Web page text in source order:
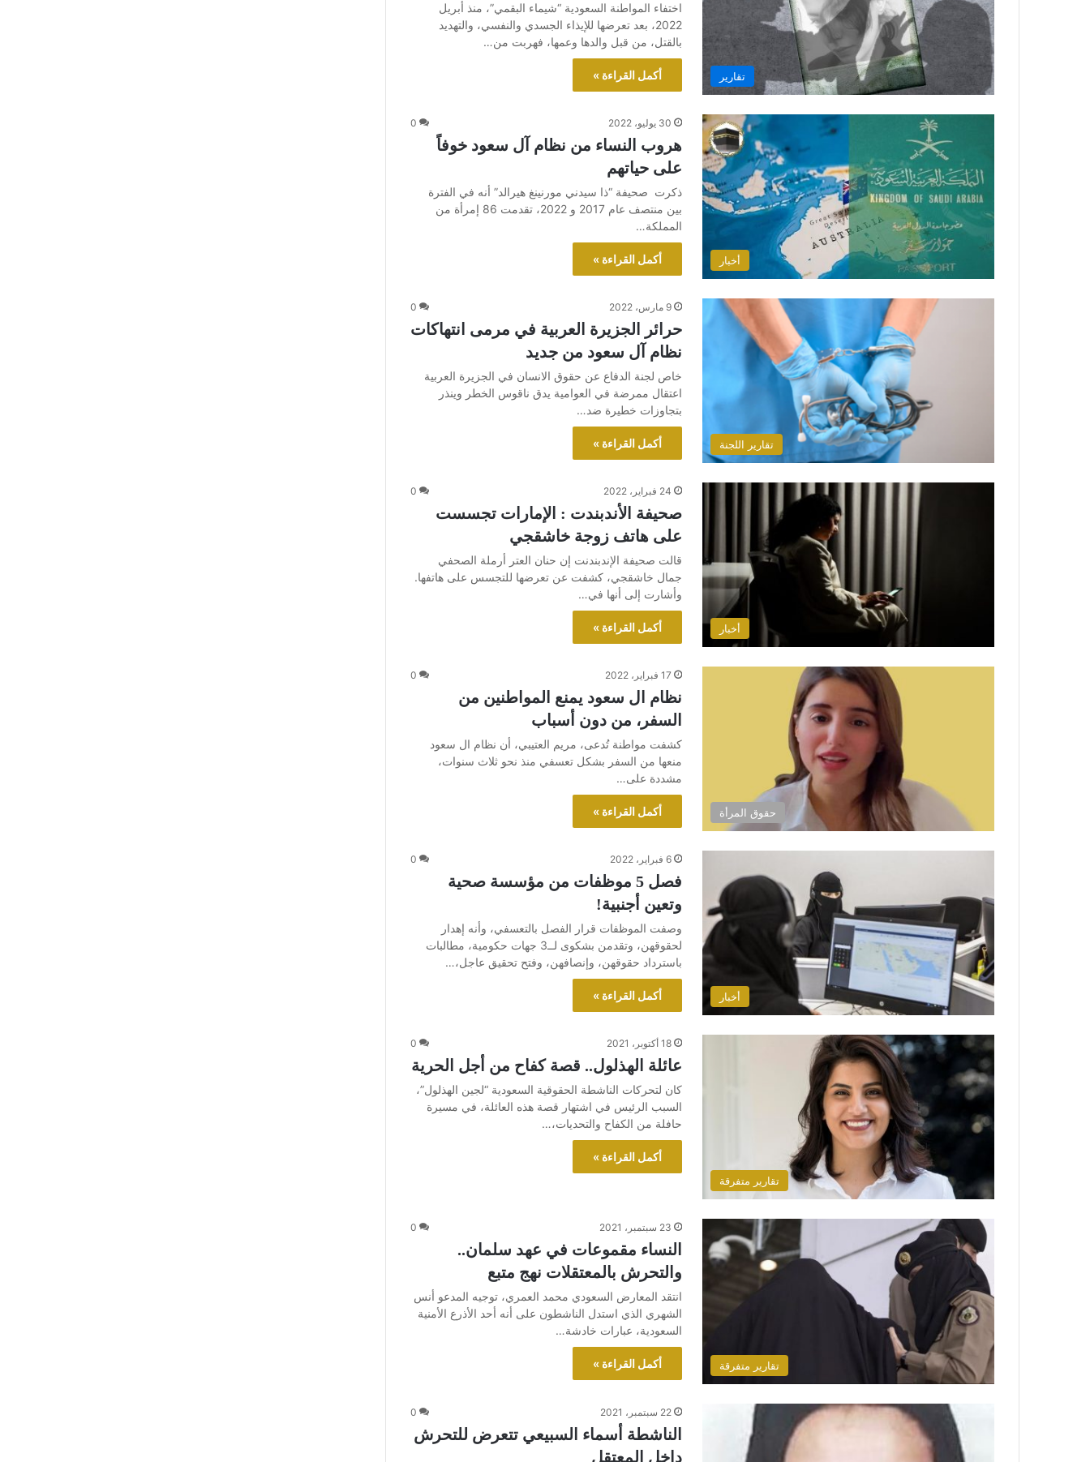
تقارير
اختفاء المواطنة السعودية “شيماء البقمي”، منذ أبريل
2022، بعد تعرضها للإيذاء الجسدي والنفسي، والتهديد
بالقتل، من قبل والدها وعمها، فهربت من…
أكمل القراءة »
أخبار
30 يوليو، 2022 0
هروب النساء من نظام آل سعود خوفاً
على حياتهم
ذكرت صحيفة “ذا سيدني مورنينغ هيرالد” أنه في الفترة
بين منتصف عام 2017 و 2022، تقدمت 86 إمرأة من
المملكة…
أكمل القراءة »
تقارير اللجنة
9 مارس، 2022 0
حرائر الجزيرة العربية في مرمى انتهاكات
نظام آل سعود من جديد
خاص لجنة الدفاع عن حقوق الانسان في الجزيرة العربية
اعتقال ممرضة في العوامية يدق ناقوس الخطر وينذر
بتجاوزات خطيرة ضد…
أكمل القراءة »
أخبار
24 فبراير، 2022 0
صحيفة الأندبندت : الإمارات تجسست
على هاتف زوجة خاشقجي
قالت صحيفة الإندبندنت إن حنان العتر أرملة الصحفي
جمال خاشقجي، كشفت عن تعرضها للتجسس على هاتفها.
وأشارت إلى أنها في…
أكمل القراءة »
حقوق المرأة
17 فبراير، 2022 0
نظام ال سعود يمنع المواطنين من
السفر، من دون أسباب
كشفت مواطنة تُدعى، مريم العتيبي، أن نظام ال سعود
منعها من السفر بشكل تعسفي منذ نحو ثلاث سنوات،
مشددة على…
أكمل القراءة »
أخبار
6 فبراير، 2022 0
فصل 5 موظفات من مؤسسة صحية
وتعين أجنبية!
وصفت الموظفات قرار الفصل بالتعسفي، وأنه إهدار
لحقوقهن، وتقدمن بشكوى لــ3 جهات حكومية، مطالبات
باسترداد حقوقهن، وإنصافهن، وفتح تحقيق عاجل،…
أكمل القراءة »
تقارير متفرقة
18 أكتوبر، 2021 0
عائلة الهذلول.. قصة كفاح من أجل الحرية
كان لتحركات الناشطة الحقوقية السعودية “لجين الهذلول”،
السبب الرئيس في اشتهار قصة هذه العائلة، في مسيرة
حافلة من الكفاح والتحديات،…
أكمل القراءة »
تقارير متفرقة
23 سبتمبر، 2021 0
النساء مقموعات في عهد سلمان..
والتحرش بالمعتقلات نهج متبع
انتقد المعارض السعودي محمد العمري، توجيه المدعو أنس
الشهري الذي استدل الناشطون على أنه أحد الأذرع الأمنية
السعودية، عبارات خادشة…
أكمل القراءة »
22 سبتمبر، 2021 0
الناشطة أسماء السبيعي تتعرض للتحرش
داخل المعتقل